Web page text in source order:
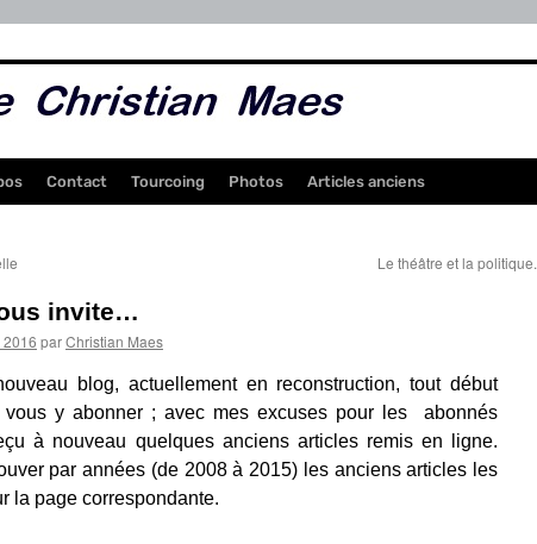
Contact Tourcoing Photos Articles anciens
Le théâtre et la politique.
invite…
parChristian Maes
blog, actuellement en reconstruction, tout début
vous y abonner ; avec mes excuses pour les abonnés
à nouveau quelques anciens articles remis en ligne.
par années (de 2008 à 2015) les anciens articles les
la page correspondante.